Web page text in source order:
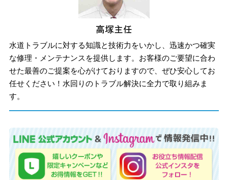
水道トラブルに対する知識と技術力をいかし、迅速かつ確実
な修理・メンテナンスを提供します。お客様のご要望に合わ
せた最善のご提案を心がけておりますので、ぜひ安心してお
任せください！水回りのトラブル解決に全力で取り組みま
す。